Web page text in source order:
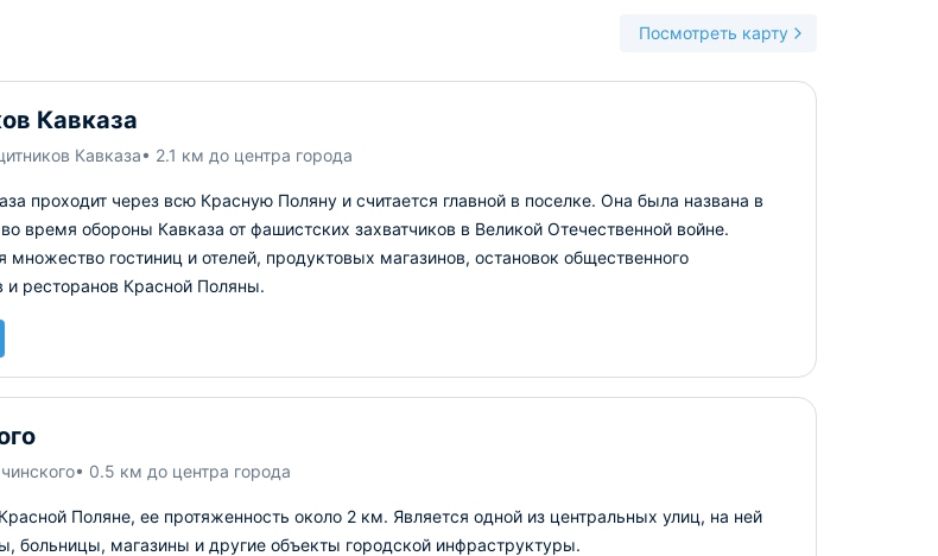
Посмотреть карту
Кавказа
Кавказа• 2.1 км до центра города
проходит через всю Красную Поляну и считается главной в поселке. Она была названа в
время обороны Кавказа от фашистских захватчиков в Великой Отечественной войне.
множество гостиниц и отелей, продуктовых магазинов, остановок общественного
и ресторанов Красной Поляны.
• 0.5 км до центра города
Поляне, ее протяженность около 2 км. Является одной из центральных улиц, на ней
больницы, магазины и другие объекты городской инфраструктуры.